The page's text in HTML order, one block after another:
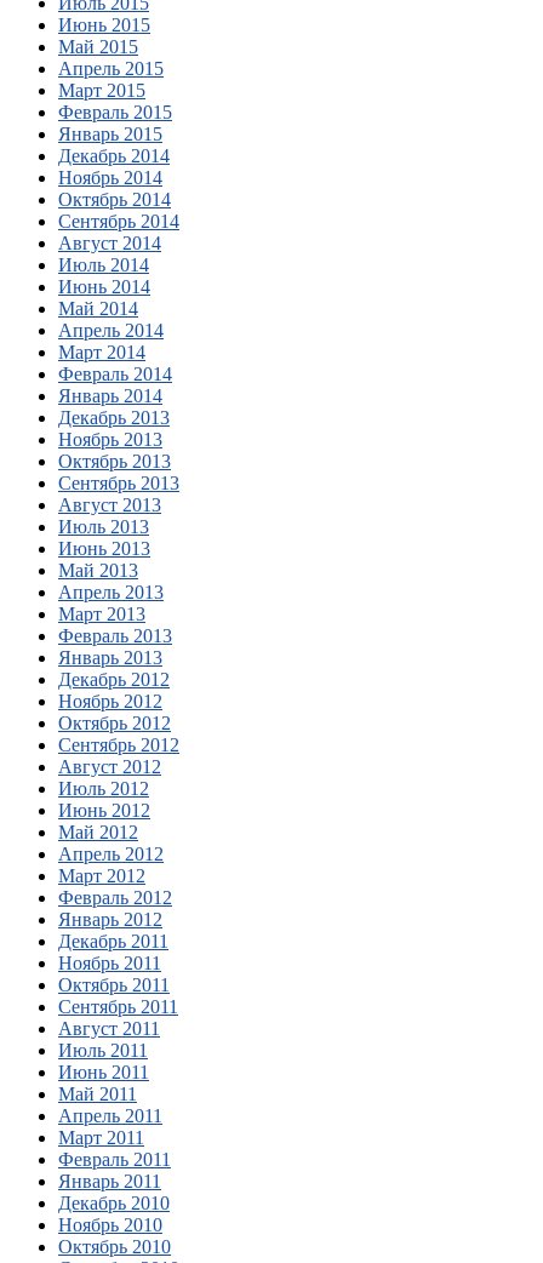
Июнь 2015
Май 2015
Апрель 2015
Март 2015
Февраль 2015
Январь 2015
Декабрь 2014
Ноябрь 2014
Октябрь 2014
Сентябрь 2014
Август 2014
Июль 2014
Июнь 2014
Май 2014
Апрель 2014
Март 2014
Февраль 2014
Январь 2014
Декабрь 2013
Ноябрь 2013
Октябрь 2013
Сентябрь 2013
Август 2013
Июль 2013
Июнь 2013
Май 2013
Апрель 2013
Март 2013
Февраль 2013
Январь 2013
Декабрь 2012
Ноябрь 2012
Октябрь 2012
Сентябрь 2012
Август 2012
Июль 2012
Июнь 2012
Май 2012
Апрель 2012
Март 2012
Февраль 2012
Январь 2012
Декабрь 2011
Ноябрь 2011
Октябрь 2011
Сентябрь 2011
Август 2011
Июль 2011
Июнь 2011
Май 2011
Апрель 2011
Март 2011
Февраль 2011
Январь 2011
Декабрь 2010
Ноябрь 2010
Октябрь 2010